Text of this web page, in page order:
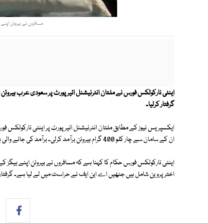
مسافروں نے ہیروئن
گرفتار کرلیا۔
ان کے سامان سے چار کلو 400 گرام ہیروئن برآمد کرلی۔ برآمد کی جانے والی ہیروئن کی مالیت کم از کم 5 کروڑ روپے بتائی جارہی ہے۔
اینٹی نارکوٹکس فورس حکام کا کہنا ہے کہ مسافروں نے ہیروئن اپنے بیگز
اختر پروین شامل ہیں جنھیں اے این ایف نے حراست میں لے لیا ہے۔